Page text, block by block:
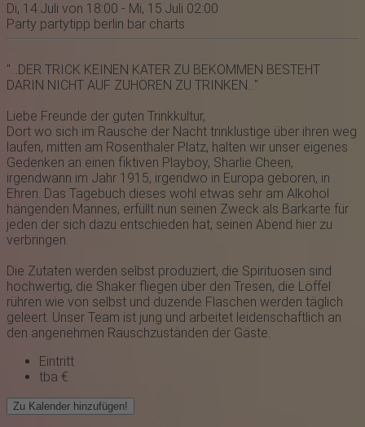
Di, 14.Juli von 18:00 - Mi, 15.Juli 02:00
Party partytipp berlin bar charts
"...DER TRICK KEINEN KATER ZU BEKOMMEN BESTEHT
DARIN NICHT AUF ZUHÖREN ZU TRINKEN..."
Liebe Freunde der guten Trinkkultur,
Dort wo sich im Rausche der Nacht trinklustige über ihren weg
laufen, mitten am Rosenthaler Platz, halten wir unser eigenes
Gedenken an einen fiktiven Playboy, Sharlie Cheen,
irgendwann im Jahr 1915, irgendwo in Europa geboren, in
Ehren. Das Tagebuch dieses wohl etwas sehr am Alkohol
hängenden Mannes, erfüllt nun seinen Zweck als Barkarte für
jeden der sich dazu entschieden hat, seinen Abend hier zu
verbringen.
Die Zutaten werden selbst produziert, die Spirituosen sind
hochwertig, die Shaker fliegen über den Tresen, die Löffel
rühren wie von selbst und duzende Flaschen werden täglich
geleert. Unser Team ist jung und arbeitet leidenschaftlich an
den angenehmen Rauschzuständen der Gäste.
Eintritt
tba €
Zu Kalender hinzufügen!